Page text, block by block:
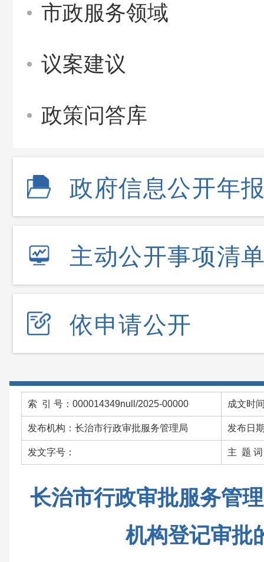
市政服务领域
议案建议
政策问答库
政府信息公开年
主动公开事项清
依申请公开
索 引 号：000014349null/2025-00000 成文时
发布机构：长治市行政审批服务管理局 发布日
发文字号： 主 题 词
长治市行政审批服务管
机构登记审批